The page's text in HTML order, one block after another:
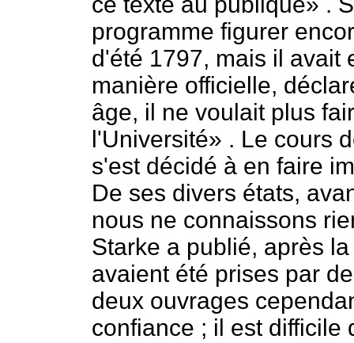
programme figurer
d'été 1797, mais il avait
manière officielle,
âge, il ne voulait plus
l'Université» . Le cours
s'est décidé à en faire
De ses divers états,
nous ne connaissons
Starke a publié, après
avaient été prises par
deux ouvrages
confiance ; il est difficile